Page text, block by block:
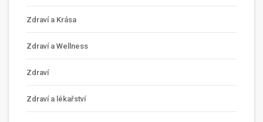
Zdraví a Krása
Zdraví a Wellness
Zdraví
Zdraví a lékařství